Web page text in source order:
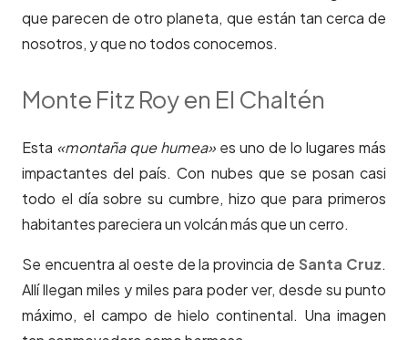
que parecen de otro planeta, que están tan cerca de
nosotros, y que no todos conocemos.
Monte Fitz Roy en El Chaltén
Esta «montaña que humea» es uno de lo lugares más
impactantes del país. Con nubes que se posan casi
todo el día sobre su cumbre, hizo que para primeros
habitantes pareciera un volcán más que un cerro.
Se encuentra al oeste de la provincia de Santa Cruz.
Allí llegan miles y miles para poder ver, desde su punto
máximo, el campo de hielo continental. Una imagen